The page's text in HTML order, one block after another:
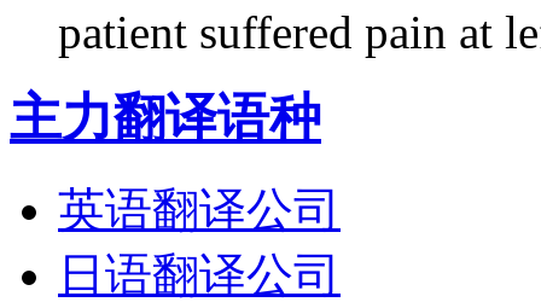
patient suffered pain at
主力翻译语种
英语翻译公司
日语翻译公司